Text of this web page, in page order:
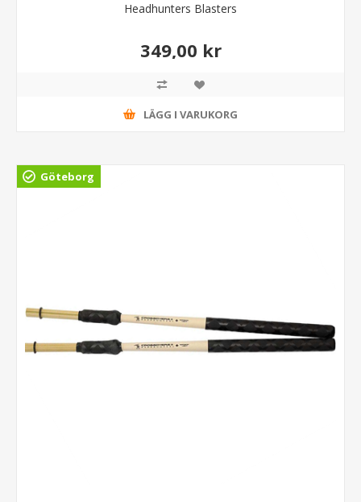
Headhunters Blasters
349,00 kr
LÄGG I VARUKORG
Göteborg